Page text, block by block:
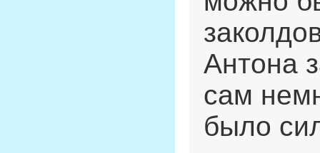
Антона
сам
было